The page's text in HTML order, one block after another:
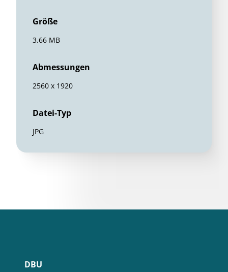
Größe
3.66 MB
Abmessungen
2560 x 1920
Datei-Typ
JPG
DBU